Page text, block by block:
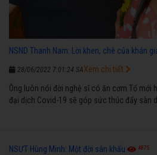
NSND Thanh Nam: Lời khen, chê của khán
28/06/2022 7:01:24 SA
Ông luôn nói đời nghệ sĩ có ăn cơm Tổ mới
đại dịch Covid-19 sẽ góp sức thúc đẩy sàn
Xem chi tiết
NSƯT Hùng Minh: Một đời sân khấu 4875